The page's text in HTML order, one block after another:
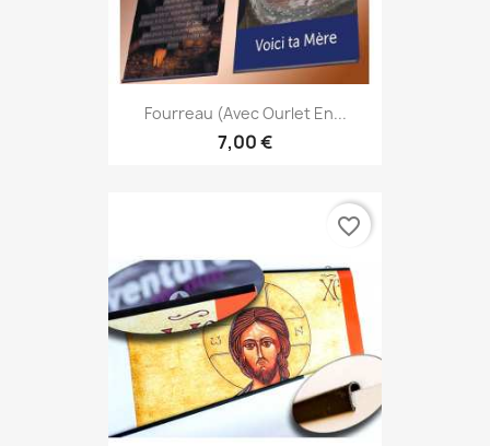
Fourreau (avec Ourlet En...
7,00 €
favorite_border